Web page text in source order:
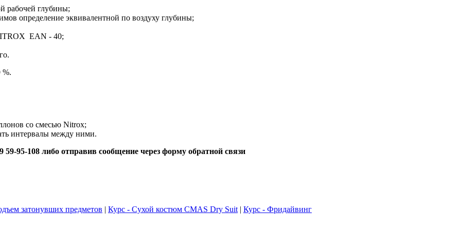
рабочей глубины;
определение эквивалентной по воздуху глубины;
EAN - 40;
%.
со смесью Nitrox;
интервалы между ними.
95-108 либо отправив сообщение через форму обратной связи
затонувших предметов | Курс - Сухой костюм CMAS Dry Suit | Курс - Фридайвинг